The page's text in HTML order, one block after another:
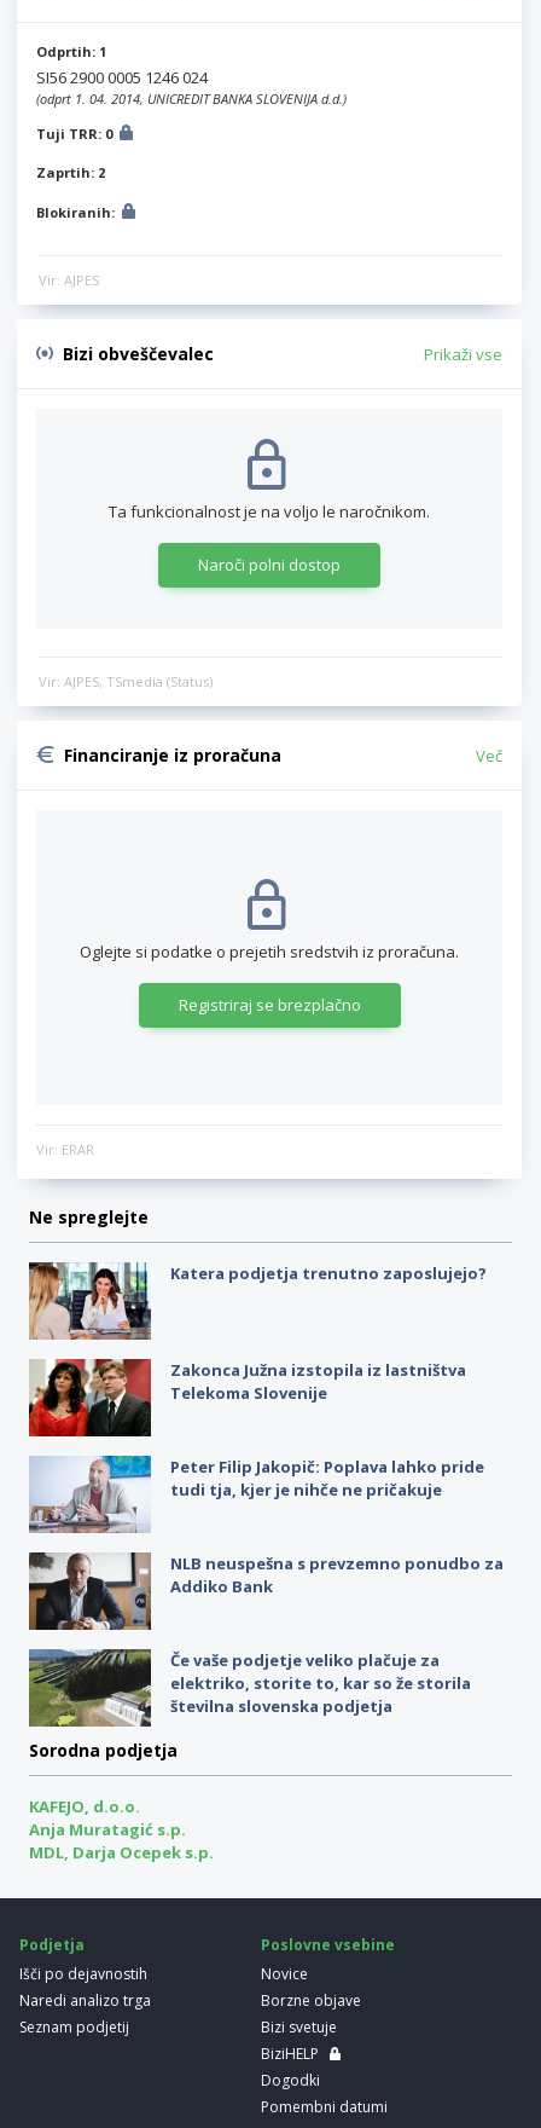
Odprtih: 1
SI56 2900 0005 1246 024
(odprt 1. 04. 2014, UNICREDIT BANKA SLOVENIJA d.d.)
Tuji TRR: 0
Zaprtih: 2
Blokiranih:
Vir: AJPES
Bizi obveščevalec Prikaži vse
Ta funkcionalnost je na voljo le naročnikom.
Naroči polni dostop
Vir: AJPES, TSmedia (Status)
Financiranje iz proračuna Več
Oglejte si podatke o prejetih sredstvih iz proračuna.
Registriraj se brezplačno
Vir: ERAR
Ne spreglejte
Katera podjetja trenutno zaposlujejo?
Zakonca Južna izstopila iz lastništva
Telekoma Slovenije
Peter Filip Jakopič: Poplava lahko pride
tudi tja, kjer je nihče ne pričakuje
NLB neuspešna s prevzemno ponudbo za
Addiko Bank
Če vaše podjetje veliko plačuje za
elektriko, storite to, kar so že storila
številna slovenska podjetja
Sorodna podjetja
KAFEJO, d.o.o.
Anja Muratagić s.p.
MDL, Darja Ocepek s.p.
Podjetja
Išči po dejavnostih
Naredi analizo trga
Seznam podjetij
Poslovne vsebine
Novice
Borzne objave
Bizi svetuje
BiziHELP
Dogodki
Pomembni datumi